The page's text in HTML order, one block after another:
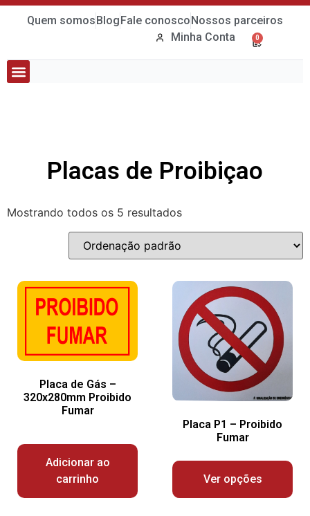
Quem somosBlogFale conoscoNossos parceiros
Minha Conta
0
Placas de Proibiçao
Mostrando todos os 5 resultados
Placa de Gás –
320x280mm Proibido
Fumar
Adicionar ao
carrinho
Placa P1 – Proibido
Fumar
Ver opções